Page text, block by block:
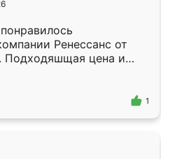
Ренессанс от
Подходяшщая цена и
Приехавший
Владислав
эскизу самый
1